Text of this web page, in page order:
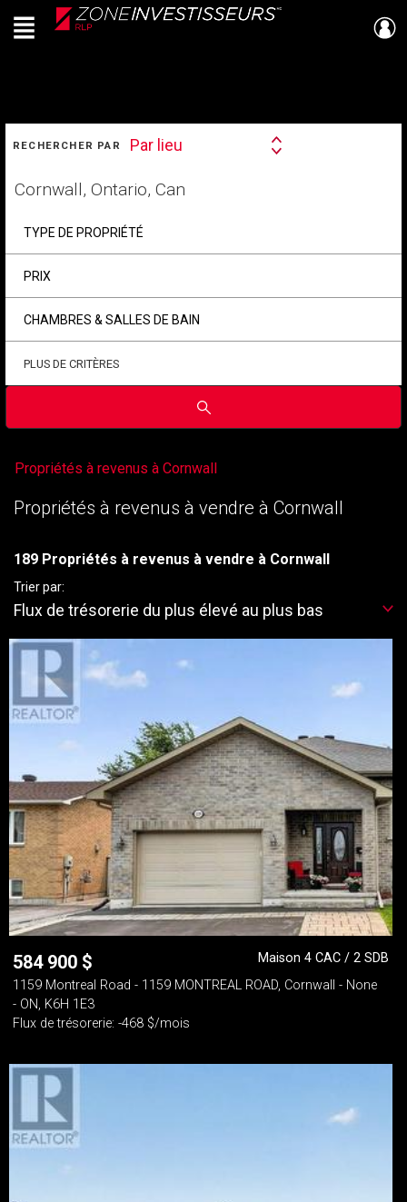
Live
En Direct
Menu
RECHERCHER PAR
Search
Par lieu
votre
TYPE DE PROPRIÉTÉ
PRIX
CHAMBRES & SALLES DE BAIN
PLUS DE CRITÈRES
Soumettre
Propriétés à revenus à Cornwall
Propriétés à revenus à vendre à Cornwall
189 Propriétés à revenus à vendre à Cornwall
Trier par:
Flux de trésorerie du plus élevé au plus bas
584 900 $
Maison 4 CAC / 2 SDB
1159 Montreal Road - 1159 MONTREAL ROAD, Cornwall - None
- ON, K6H 1E3
Flux de trésorerie: -468 $/mois